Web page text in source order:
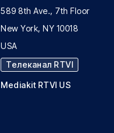
589 8th Ave., 7th Floor
New York, NY 10018
USA
Телеканал RTVI
Mediakit RTVI US